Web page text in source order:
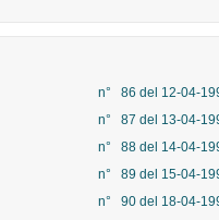
n° 86 del 12-04-
n° 87 del 13-04-
n° 88 del 14-04-
n° 89 del 15-04-
n° 90 del 18-04-